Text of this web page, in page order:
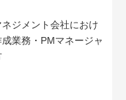
ジメント会社におけ
業務・PMマネージャ